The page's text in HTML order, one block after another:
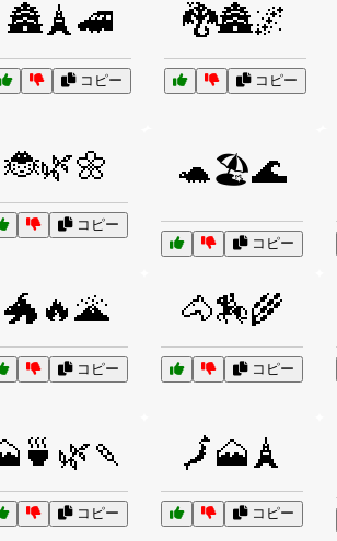
🏯🗼🚄
コピー
🐉🏯🌌
コピー
🐞🌿🌼
コピー
🐢🏖️🌊
コピー
🐲🔥🌋
コピー
🐴🏇🌾
コピー
コピー
🗾🗻🗼
コピー